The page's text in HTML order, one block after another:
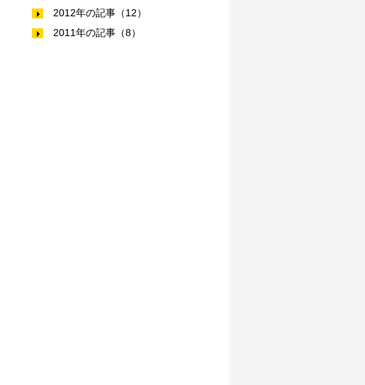
2012年の記事（12）
2011年の記事（8）